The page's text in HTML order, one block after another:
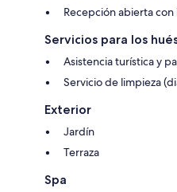
Recepción abierta
Servicios para los
Asistencia turística y
Servicio de limpieza
Exterior
Jardín
Terraza
Spa